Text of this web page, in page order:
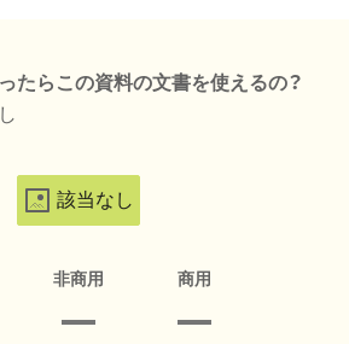
たらこの資料の文書を使えるの？
該当なし
非商用 商用